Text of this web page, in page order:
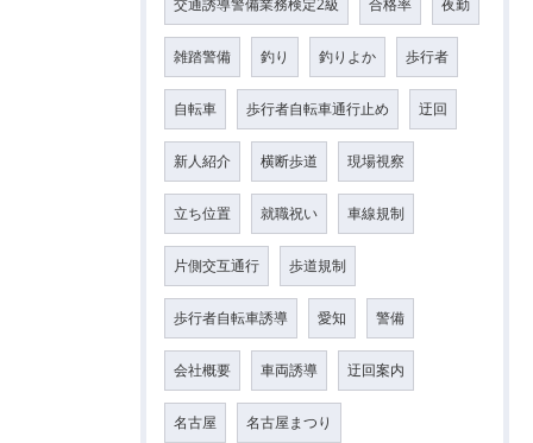
交通誘導警備業務検定2級 合格率 夜勤
雑踏警備 釣り 釣りよか 歩行者
自転車 歩行者自転車通行止め 迂回
新人紹介 横断歩道 現場視察
立ち位置 就職祝い 車線規制
片側交互通行 歩道規制
歩行者自転車誘導 愛知 警備
会社概要 車両誘導 迂回案内
名古屋 名古屋まつり